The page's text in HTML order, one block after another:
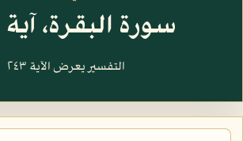
سورة البقرة، آية ٢٤٣
التفسير يعرض الآية ٢٤٣